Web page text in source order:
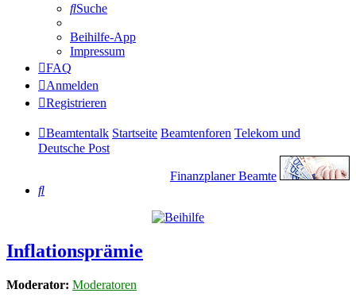
Suche
Beihilfe-App
Impressum
FAQ
Anmelden
Registrieren
Beamtentalk Startseite Beamtenforen Telekom und
Deutsche Post
Finanzplaner Beamte
Suche
Inflationsprämie
Moderator: Moderatoren